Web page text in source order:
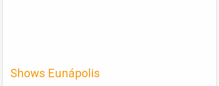
Shows Eunápolis